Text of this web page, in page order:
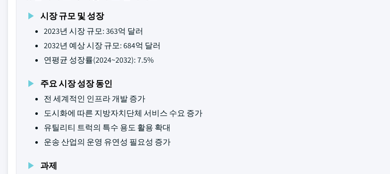
시장 규모 및 성장
2023년 시장 규모: 363억 달러
2032년 예상 시장 규모: 684억 달러
연평균 성장률(2024~2032): 7.5%
주요 시장 성장 동인
전 세계적인 인프라 개발 증가
도시화에 따른 지방자치단체 서비스 수요 증가
유틸리티 트럭의 특수 용도 활용 확대
운송 산업의 운영 유연성 필요성 증가
과제